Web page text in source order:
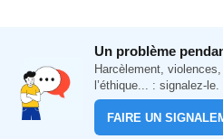
Un problème
Harcèlement,
l’éthique... : signalez-le.
FAIRE UN